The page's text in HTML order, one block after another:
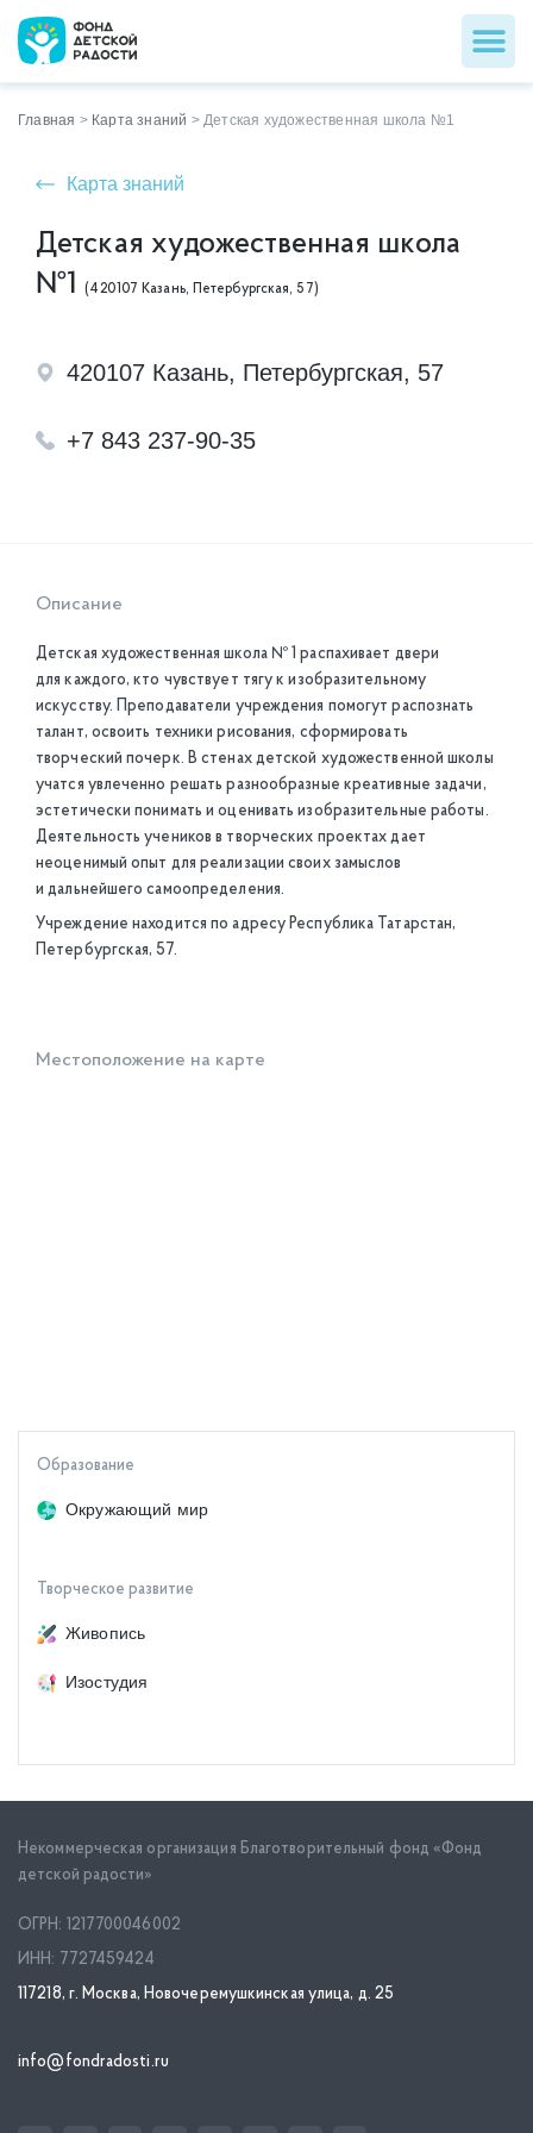
Главная > Карта знаний >Детская художественная школа №1
Карта знаний
Детская художественная школа
№1(420107 Казань, Петербургская, 57)
420107 Казань, Петербургская, 57
+7 843 237-90-35
Описание
Детская художественная школа № 1 распахивает двери
для каждого, кто чувствует тягу к изобразительному
искусству. Преподаватели учреждения помогут распознать
талант, освоить техники рисования, сформировать
творческий почерк. В стенах детской художественной школы
учатся увлеченно решать разнообразные креативные задачи,
эстетически понимать и оценивать изобразительные работы.
Деятельность учеников в творческих проектах дает
неоценимый опыт для реализации своих замыслов
и дальнейшего самоопределения.
Учреждение находится по адресу Республика Татарстан,
Петербургская, 57.
Местоположение на карте
Образование
Окружающий мир
Творческое развитие
Живопись
Изостудия
Некоммерческая организация Благотворительный фонд «Фонд
детской радости»
ОГРН: 1217700046002
ИНН: 7727459424
117218, г. Москва, Новочеремушкинская улица, д. 25
info@fondradosti.ru